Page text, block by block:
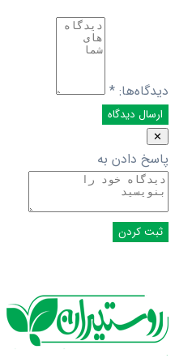
دیدگاه‌ها: *
✕
پاسخ دادن به